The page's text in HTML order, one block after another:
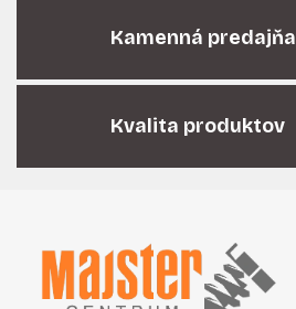
v
p
s
Kamenná predajňa
Kvalita produktov